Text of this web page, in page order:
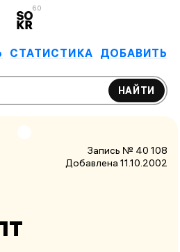
6.0
СТАТИСТИКА ДОБАВИТЬ
НАЙТИ
Запись № 40 108
Добавлена 11.10.2002